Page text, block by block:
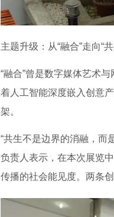
主题升级：从“融合”走向“共
“融合”曾是数字媒体艺术
着人工智能深度嵌入创意
架。
“共生不是边界的消融，而
负责人表示，在本次展览
传播的社会能见度。两条